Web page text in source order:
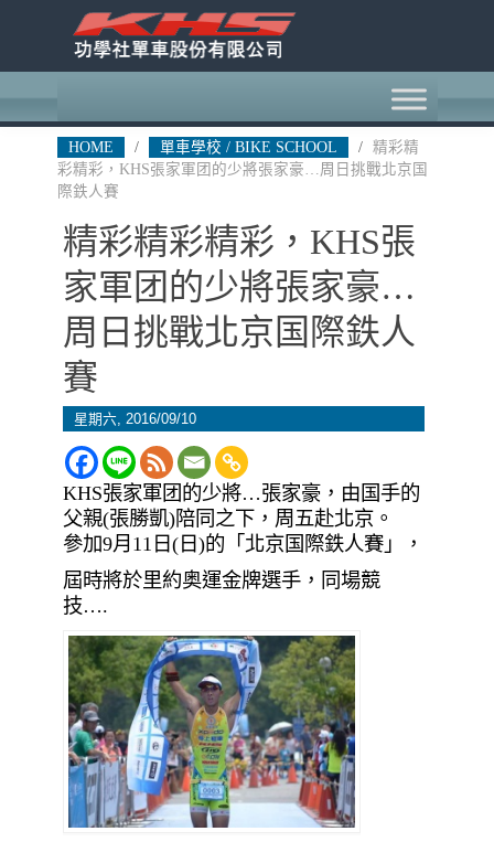
HOME / 單車學校 / BIKE SCHOOL /
精彩精
彩精彩，KHS張家軍团的少將張家豪…周日挑戰北京国
際鉄人賽
精彩精彩精彩，KHS張
家軍团的少將張家豪…
周日挑戰北京国際鉄人
賽
星期六, 2016/09/10
KHS張家軍团的少將…張家豪，由国手的
父親(張勝凱)陪同之下，周五赴北京。
參加9月11日(日)的「北京国際鉄人賽」，
屆時將於里約奥運金牌選手，同場競
技….